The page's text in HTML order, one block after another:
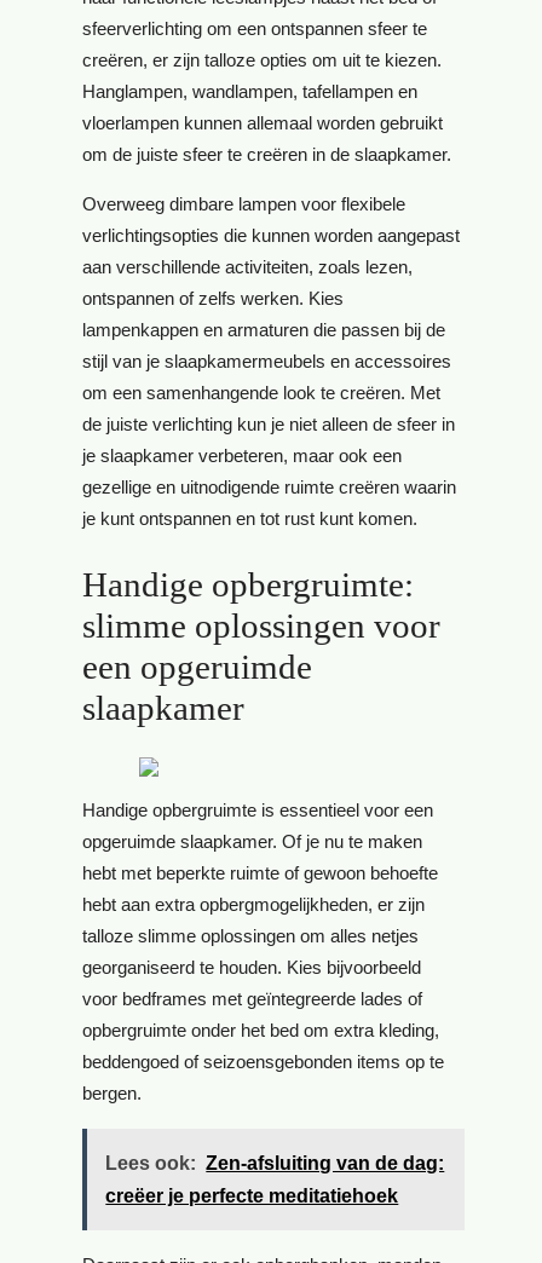
sfeerverlichting om een ontspannen sfeer te
creëren, er zijn talloze opties om uit te kiezen.
Hanglampen, wandlampen, tafellampen en
vloerlampen kunnen allemaal worden gebruikt
om de juiste sfeer te creëren in de slaapkamer.
Overweeg dimbare lampen voor flexibele
verlichtingsopties die kunnen worden aangepast
aan verschillende activiteiten, zoals lezen,
ontspannen of zelfs werken. Kies
lampenkappen en armaturen die passen bij de
stijl van je slaapkamermeubels en accessoires
om een samenhangende look te creëren. Met
de juiste verlichting kun je niet alleen de sfeer in
je slaapkamer verbeteren, maar ook een
gezellige en uitnodigende ruimte creëren waarin
je kunt ontspannen en tot rust kunt komen.
Handige opbergruimte:
slimme oplossingen voor
een opgeruimde
slaapkamer
Handige opbergruimte is essentieel voor een
opgeruimde slaapkamer. Of je nu te maken
hebt met beperkte ruimte of gewoon behoefte
hebt aan extra opbergmogelijkheden, er zijn
talloze slimme oplossingen om alles netjes
georganiseerd te houden. Kies bijvoorbeeld
voor bedframes met geïntegreerde lades of
opbergruimte onder het bed om extra kleding,
beddengoed of seizoensgebonden items op te
bergen.
Lees ook: Zen-afsluiting van de dag:
creëer je perfecte meditatiehoek